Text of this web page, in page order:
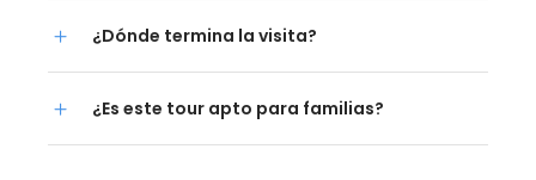
¿Dónde termina la visita?
¿Es este tour apto para familias?